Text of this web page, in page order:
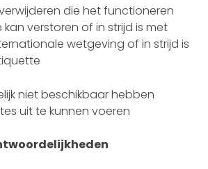
die het functioneren
verstoren of in strijd is met
wetgeving of in strijd is
niet beschikbaar hebben
uit te kunnen voeren